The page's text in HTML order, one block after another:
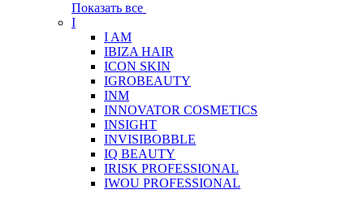
Показать все
I
I AM
IBIZA HAIR
ICON SKIN
IGROBEAUTY
INM
INNOVATOR COSMETICS
INSIGHT
INVISIBOBBLE
IQ BEAUTY
IRISK PROFESSIONAL
IWOU PROFESSIONAL